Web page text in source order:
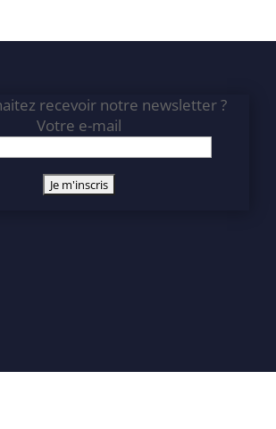
recevoir notre newsletter ?
Votre e-mail